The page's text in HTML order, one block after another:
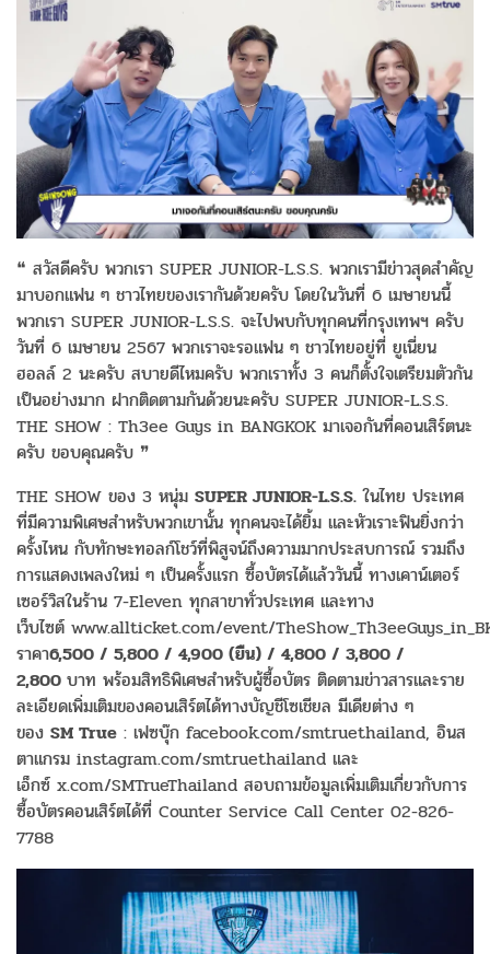
❝ สวัสดีครับ พวกเรา SUPER JUNIOR-L.S.S. พวกเรามีข่าวสุดสำคัญ
มาบอกแฟน ๆ ชาวไทยของเรากันด้วยครับ โดยในวันที่ 6 เมษายนนี้
พวกเรา SUPER JUNIOR-L.S.S. จะไปพบกับทุกคนที่กรุงเทพฯ ครับ
วันที่ 6 เมษายน 2567 พวกเราจะรอแฟน ๆ ชาวไทยอยู่ที่ ยูเนี่ยน
ฮอลล์ 2 นะครับ สบายดีไหมครับ พวกเราทั้ง 3 คนก็ตั้งใจเตรียมตัวกัน
เป็นอย่างมาก ฝากติดตามกันด้วยนะครับ SUPER JUNIOR-L.S.S.
THE SHOW : Th3ee Guys in BANGKOK มาเจอกันที่คอนเสิร์ตนะ
ครับ ขอบคุณครับ ❞
THE SHOW ของ 3 หนุ่ม SUPER JUNIOR-L.S.S. ในไทย ประเทศ
ที่มีความพิเศษสำหรับพวกเขานั้น ทุกคนจะได้ยิ้ม และหัวเราะฟินยิ่งกว่า
ครั้งไหน กับทักษะทอลก์โชว์ที่พิสูจน์ถึงความมากประสบการณ์ รวมถึง
การแสดงเพลงใหม่ ๆ เป็นครั้งแรก ซื้อบัตรได้แล้ววันนี้ ทางเคาน์เตอร์
เซอร์วิสในร้าน 7-Eleven ทุกสาขาทั่วประเทศ และทาง
เว็บไซต์ www.allticket.com/event/
ราคา6,500 / 5,800 / 4,900 (ยืน) / 4,800 / 3,800 /
2,800 บาท พร้อมสิทธิพิเศษสำหรับผู้ซื้อบัตร ติดตามข่าวสารและราย
ละเอียดเพิ่มเติมของคอนเสิร์ตได้ทางบัญชีโซเชียล มีเดียต่าง ๆ
ของ SM True : เฟซบุ๊ก facebook.com/smtruethailand, อินส
ตาแกรม instagram.com/smtruethailand และ
เอ็กซ์ x.com/SMTrueThailand สอบถามข้อมูลเพิ่มเติมเกี่ยวกับการ
ซื้อบัตรคอนเสิร์ตได้ที่ Counter Service Call Center 02-826-
7788